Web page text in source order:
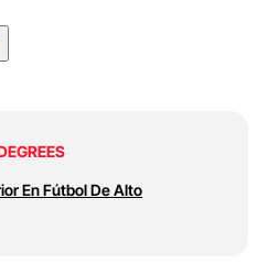
En Fútbol De Alto